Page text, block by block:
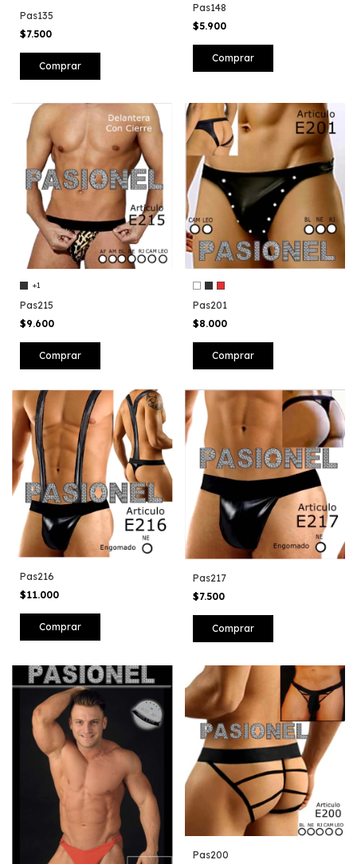
Pas135
$7.500
Pas148
$5.900
+1
Pas215
$9.600
Comprar
Pas201
$8.000
Comprar
Pas216
$11.000
Comprar
Pas217
$7.500
Pas200